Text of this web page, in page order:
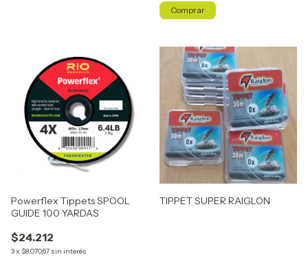
Comprar
Powerflex Tippets SPOOL
GUIDE 100 YARDAS
$24.212
3x $8.070,67 sin interés
TIPPET SUPER RAIGLON